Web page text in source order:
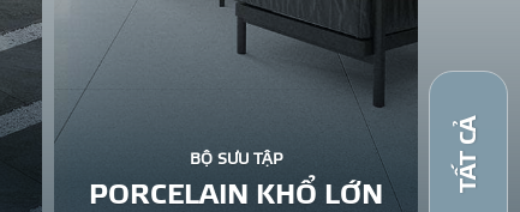
BỘ SƯU TẬP
PORCELAIN KHỔ LỚN
TẤT CẢ